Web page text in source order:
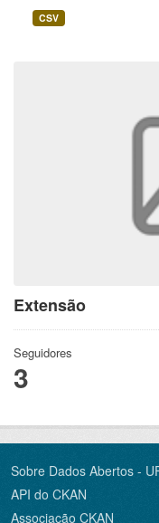
Extensão
Seguidores
3
CSV
Sobre Dados Abertos -
API do CKAN
Associação CKAN